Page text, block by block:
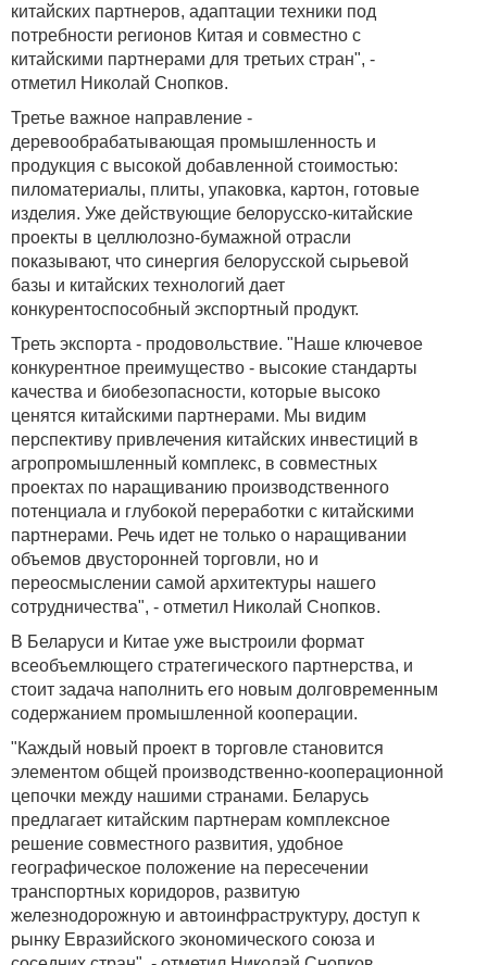
китайских партнеров, адаптации техники под
потребности регионов Китая и совместно с
китайскими партнерами для третьих стран", -
отметил Николай Снопков.
Третье важное направление -
деревообрабатывающая промышленность и
продукция с высокой добавленной стоимостью:
пиломатериалы, плиты, упаковка, картон, готовые
изделия. Уже действующие белорусско-китайские
проекты в целлюлозно-бумажной отрасли
показывают, что синергия белорусской сырьевой
базы и китайских технологий дает
конкурентоспособный экспортный продукт.
Треть экспорта - продовольствие. "Наше ключевое
конкурентное преимущество - высокие стандарты
качества и биобезопасности, которые высоко
ценятся китайскими партнерами. Мы видим
перспективу привлечения китайских инвестиций в
агропромышленный комплекс, в совместных
проектах по наращиванию производственного
потенциала и глубокой переработки с китайскими
партнерами. Речь идет не только о наращивании
объемов двусторонней торговли, но и
переосмыслении самой архитектуры нашего
сотрудничества", - отметил Николай Снопков.
В Беларуси и Китае уже выстроили формат
всеобъемлющего стратегического партнерства, и
стоит задача наполнить его новым долговременным
содержанием промышленной кооперации.
"Каждый новый проект в торговле становится
элементом общей производственно-кооперационной
цепочки между нашими странами. Беларусь
предлагает китайским партнерам комплексное
решение совместного развития, удобное
географическое положение на пересечении
транспортных коридоров, развитую
железнодорожную и автоинфраструктуру, доступ к
рынку Евразийского экономического союза и